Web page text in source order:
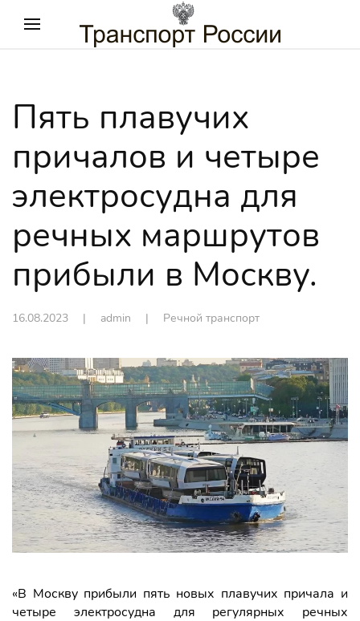
Пять плавучих
причалов и четыре
электросудна для
речных маршрутов
прибыли в Москву.
16.08.2023 | admin | Речной транспорт
«В Москву прибыли пять новых плавучих причала и
четыре электросудна для регулярных речных